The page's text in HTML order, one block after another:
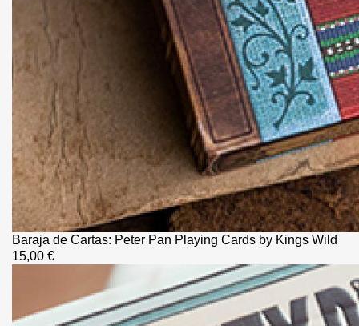
Baraja de Cartas: Peter Pan Playing Cards by Kings Wild
15,00 €